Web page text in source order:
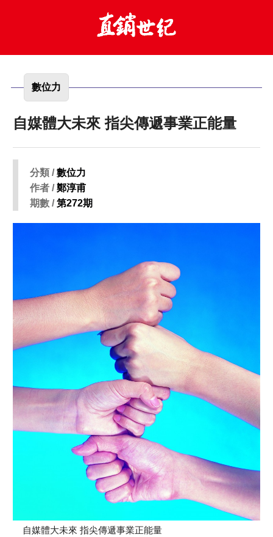
數位力
自媒體大未來 指尖傳遞事業正能量
分類 /數位力
作者 /鄭淳甫
期數 /第272期
自媒體大未來 指尖傳遞事業正能量